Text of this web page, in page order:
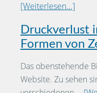
[Weiterlesen...]
Druckverlust
Formen von
Das obenstehende
Website. Zu sehen